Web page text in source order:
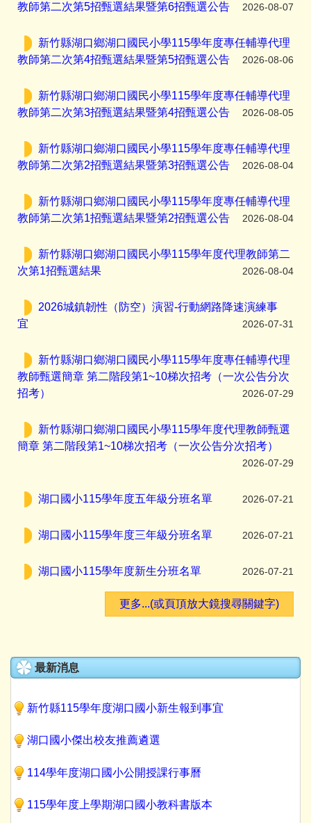
教師第二次第5招甄選結果暨第6招甄選公告
2026-08-07
新竹縣湖口鄉湖口國民小學115學年度專任輔導代理
教師第二次第4招甄選結果暨第5招甄選公告
2026-08-06
新竹縣湖口鄉湖口國民小學115學年度專任輔導代理
教師第二次第3招甄選結果暨第4招甄選公告
2026-08-05
新竹縣湖口鄉湖口國民小學115學年度專任輔導代理
教師第二次第2招甄選結果暨第3招甄選公告
2026-08-04
新竹縣湖口鄉湖口國民小學115學年度專任輔導代理
教師第二次第1招甄選結果暨第2招甄選公告
2026-08-04
新竹縣湖口鄉湖口國民小學115學年度代理教師第二
次第1招甄選結果
2026-08-04
2026城鎮韌性（防空）演習-行動網路降速演練事
宜
2026-07-31
新竹縣湖口鄉湖口國民小學115學年度專任輔導代理
教師甄選簡章 第二階段第1~10梯次招考（一次公告分次
招考）
2026-07-29
新竹縣湖口鄉湖口國民小學115學年度代理教師甄選
簡章 第二階段第1~10梯次招考（一次公告分次招考）
2026-07-29
湖口國小115學年度五年級分班名單 2026-07-21
湖口國小115學年度三年級分班名單 2026-07-21
湖口國小115學年度新生分班名單 2026-07-21
更多...(或頁頂放大鏡搜尋關鍵字)
最新消息
新竹縣115學年度湖口國小新生報到事宜
湖口國小傑出校友推薦遴選
114學年度湖口國小公開授課行事曆
115學年度上學期湖口國小教科書版本